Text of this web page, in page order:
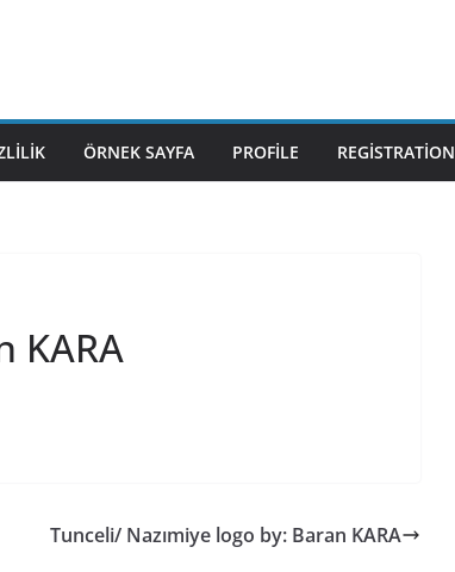
ÖRNEK SAYFA PROFILE REGISTRATION
KARA
Tunceli/ Nazımiye logo by: Baran KARA